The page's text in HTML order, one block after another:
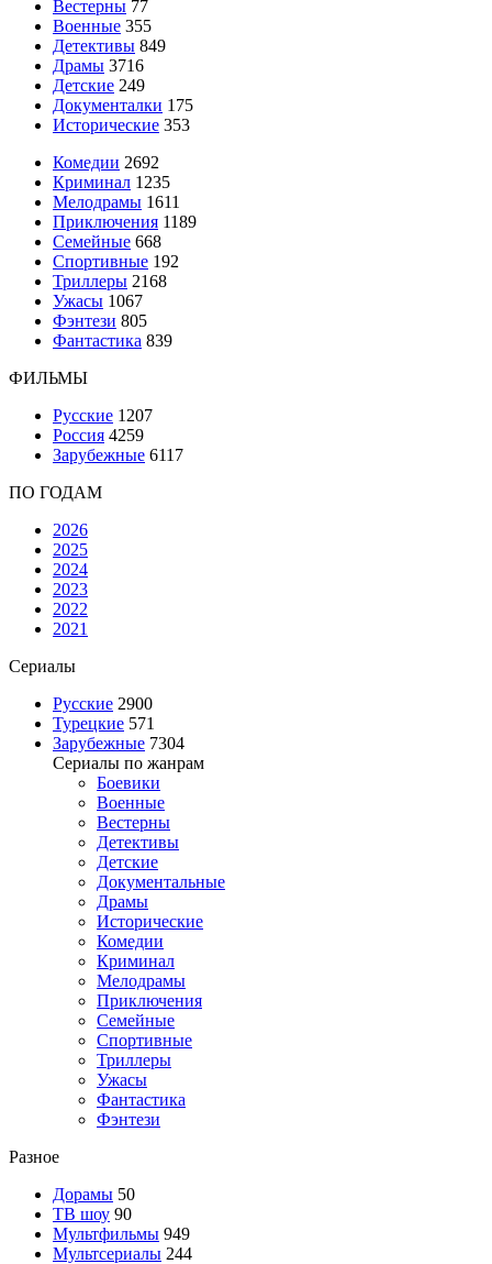
Вестерны 77
Военные 355
Детективы 849
Драмы 3716
Детские 249
Документалки 175
Исторические 353
Комедии 2692
Криминал 1235
Мелодрамы 1611
Приключения 1189
Семейные 668
Спортивные 192
Триллеры 2168
Ужасы 1067
Фэнтези 805
Фантастика 839
ФИЛЬМЫ
Русские 1207
Россия 4259
Зарубежные 6117
ПО ГОДАМ
2026
2025
2024
2023
2022
2021
Сериалы
Русские 2900
Турецкие 571
Зарубежные 7304
Сериалы по жанрам
Боевики
Военные
Вестерны
Детективы
Детские
Документальные
Драмы
Исторические
Комедии
Криминал
Мелодрамы
Приключения
Семейные
Спортивные
Триллеры
Ужасы
Фантастика
Фэнтези
Разное
Дорамы 50
ТВ шоу 90
Мультфильмы 949
Мультсериалы 244